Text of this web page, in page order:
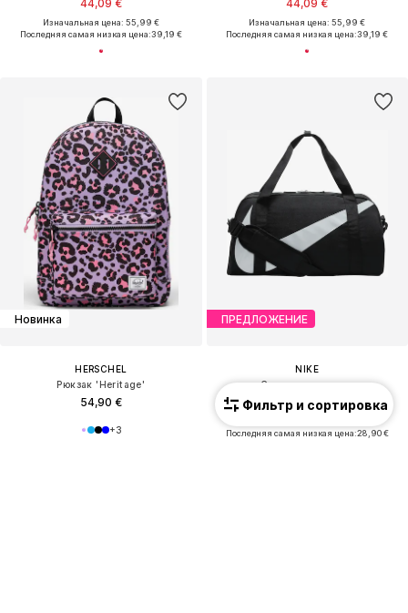
44,09 €
Изначальная цена: 55,99 €
Последняя самая низкая цена:39,19 €
44,09 €
Изначальная цена: 55,99 €
Последняя самая низкая цена:39,19 €
Новинка
HERSCHEL
Рюкзак 'Heritage'
54,90 €
+3
ПРЕДЛОЖЕНИЕ
NIKE
Спортивная сумка
29,69 €
Последняя самая низкая цена:28,90 €
Фильтр и сортировка